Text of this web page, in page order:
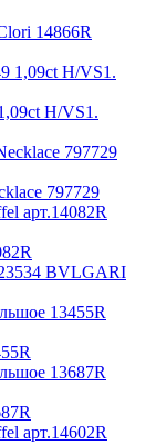
14866R
H/VS1.
797729
BVLGARI